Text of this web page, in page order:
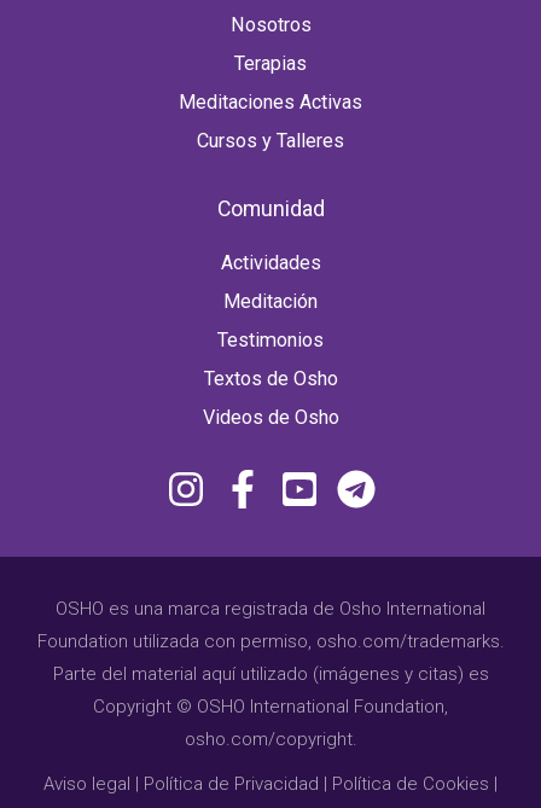
Nosotros
Terapias
Meditaciones Activas
Cursos y Talleres
Comunidad
Actividades
Meditación
Testimonios
Textos de Osho
Videos de Osho
OSHO es una marca registrada de Osho International
Foundation utilizada con permiso, osho.com/trademarks.
Parte del material aquí utilizado (imágenes y citas) es
Copyright © OSHO International Foundation,
osho.com/copyright.
Aviso legal | Política de Privacidad | Política de Cookies |